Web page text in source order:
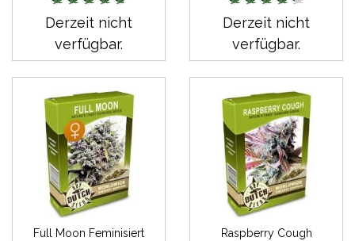
Derzeit nicht
verfügbar.
Derzeit nicht
verfügbar.
Full Moon Feminisiert
Raspberry Cough